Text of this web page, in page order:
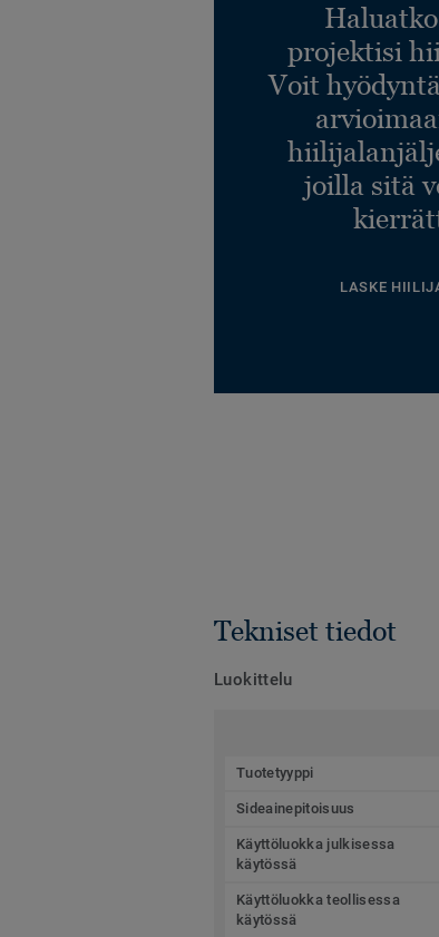
projektisi
Voit
joilla sitä
LASKE
Tekniset tiedot
Luokittelu
Tuotetyyppi
Sideainepitoisuus
Käyttöluokka julkisessa
käytössä
Käyttöluokka teollisessa
käytössä